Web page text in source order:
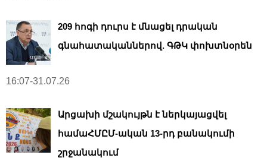
209 հոգի դուրս է մնացել դրական
գնահատականներով. ԳԹԿ փոխտնօրեն
16:07-31.07.26
Արցախի մշակույթն է ներկայացվել
համաՀՄԸՄ-ական 13-րդ բանակումի
շրջանակում